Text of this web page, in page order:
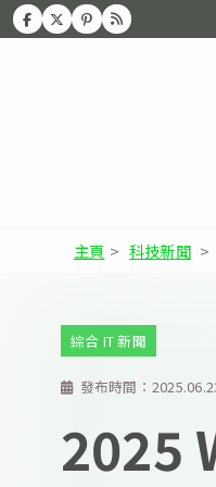
主頁 > 科技新聞 >
發布時間：
綜合 IT 新聞
2025